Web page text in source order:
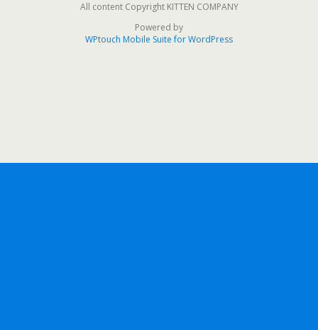
All content Copyright KITTEN COMPANY
Powered by
WPtouch Mobile Suite for WordPress